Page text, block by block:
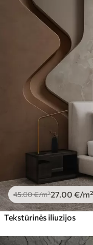
45.00€/m²27 .00 €/m²
Tekstūrinės iliuzijos